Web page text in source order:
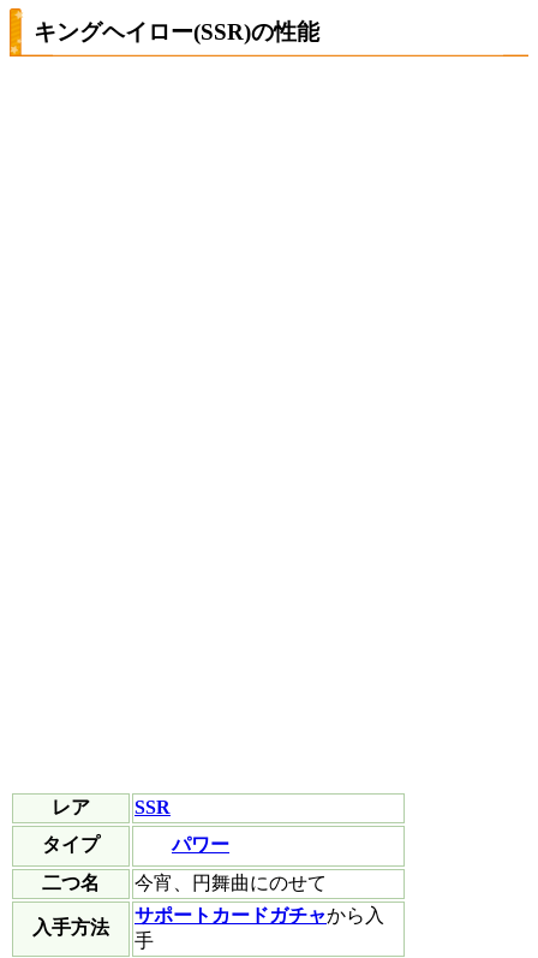
キングヘイロー(SSR)の性能
レア
SSR
タイプ
パワー
二つ名
今宵、円舞曲にのせて
入手方法
サポートカードガチャから入
手